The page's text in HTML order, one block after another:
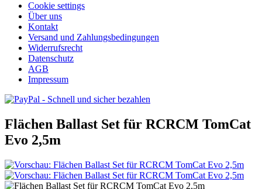
Cookie settings
Über uns
Kontakt
Versand und Zahlungsbedingungen
Widerrufsrecht
Datenschutz
AGB
Impressum
Flächen Ballast Set für RCRCM TomCat
Evo 2,5m